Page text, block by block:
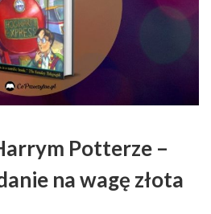
Potterze –
na wagę złota